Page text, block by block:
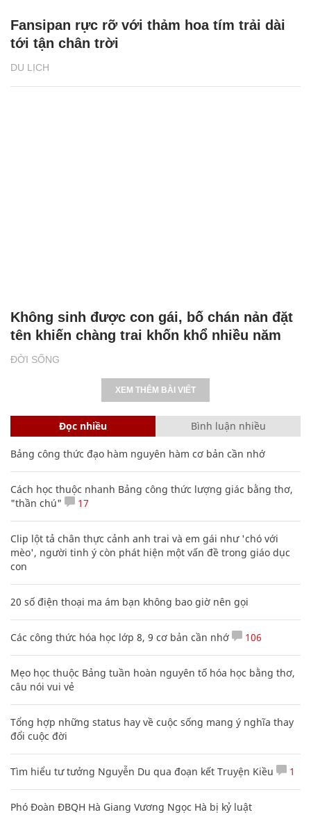
DU LỊCH
Fansipan rực rỡ với thảm hoa tím trải dài
tới tận chân trời
ĐỜI SỐNG
Không sinh được con gái, bố chán nản đặt
tên khiến chàng trai khốn khổ nhiều năm
XEM THÊM BÀI VIẾT
Đọc nhiều Bình luận nhiều
Bảng công thức đạo hàm nguyên hàm cơ bản cần nhớ
Cách học thuộc nhanh Bảng công thức lượng giác bằng thơ,
"thần chú"
17
Clip lột tả chân thực cảnh anh trai và em gái như 'chó với
mèo', người tinh ý còn phát hiện một vấn đề trong giáo dục
con
20 số điện thoại ma ám bạn không bao giờ nên gọi
Các công thức hóa học lớp 8, 9 cơ bản cần nhớ 106
Mẹo học thuộc Bảng tuần hoàn nguyên tố hóa học bằng thơ,
câu nói vui vẻ
Tổng hợp những status hay về cuộc sống mang ý nghĩa thay
đổi cuộc đời
Tìm hiểu tư tưởng Nguyễn Du qua đoạn kết Truyện Kiều 1
Phó Đoàn ĐBQH Hà Giang Vương Ngọc Hà bị kỷ luật